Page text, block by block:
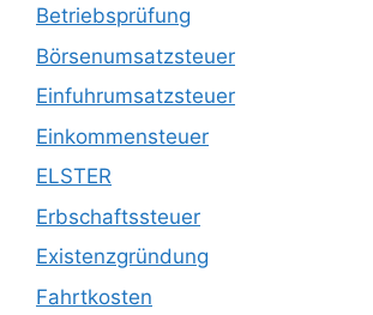
Betriebsprüfung
Börsenumsatzsteuer
Einfuhrumsatzsteuer
Einkommensteuer
ELSTER
Erbschaftssteuer
Existenzgründung
Fahrtkosten